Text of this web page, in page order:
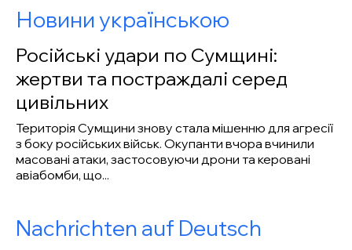
Новини українською
Російські удари по Сумщині:
жертви та постраждалі серед
цивільних
Територія Сумщини знову стала мішенню для агресії
з боку російських військ. Окупанти вчора вчинили
масовані атаки, застосовуючи дрони та керовані
авіабомби, що...
Nachrichten auf Deutsch